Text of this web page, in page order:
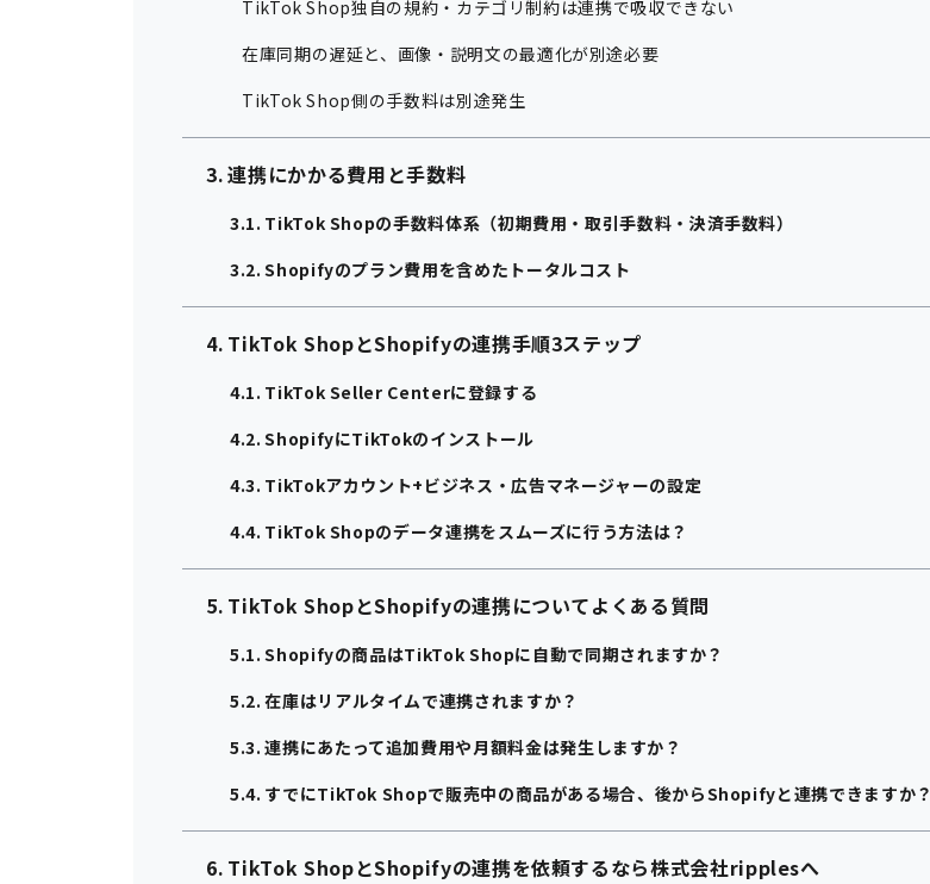
TikTok Shop独自の規約・カテゴリ制約は連携で吸収できない
在庫同期の遅延と、画像・説明文の最適化が別途必要
TikTok Shop側の手数料は別途発生
連携にかかる費用と手数料
TikTok Shopの手数料体系（初期費用・取引手数料・決済手数料）
Shopifyのプラン費用を含めたトータルコスト
TikTok ShopとShopifyの連携手順3ステップ
TikTok Seller Centerに登録する
ShopifyにTikTokのインストール
TikTokアカウント+ビジネス・広告マネージャーの設定
TikTok Shopのデータ連携をスムーズに行う方法は？
TikTok ShopとShopifyの連携についてよくある質問
Shopifyの商品はTikTok Shopに自動で同期されますか？
在庫はリアルタイムで連携されますか？
連携にあたって追加費用や月額料金は発生しますか？
すでにTikTok Shopで販売中の商品がある場合、後からShopifyと連携できますか？
TikTok ShopとShopifyの連携を依頼するなら株式会社ripplesへ